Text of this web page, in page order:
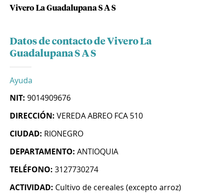
Vivero La Guadalupana S A S
Datos de contacto de Vivero La
Guadalupana S A S
Ayuda
NIT: 9014909676
DIRECCIÓN: VEREDA ABREO FCA 510
CIUDAD: RIONEGRO
DEPARTAMENTO: ANTIOQUIA
TELÉFONO: 3127730274
ACTIVIDAD: Cultivo de cereales (excepto arroz)